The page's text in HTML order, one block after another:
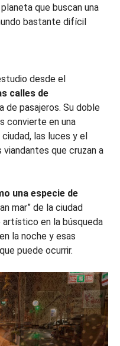
que buscan una
bastante difícil
desde el
calles de
de pasajeros. Su doble
convierte en una
las luces y el
que cruzan a
una especie de
mar” de la ciudad
artístico en la búsqueda
la noche y esas
puede ocurrir.